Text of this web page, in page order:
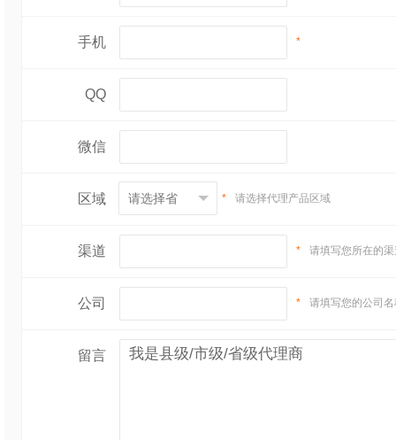
手机 *
QQ
微信
区域 * 请选择代理产品区域
渠道 * 请填写您所在的
公司 * 请填写您的公司
留言